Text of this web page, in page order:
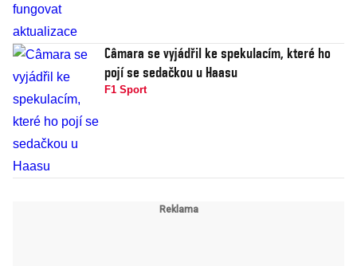
Câmara se vyjádřil ke spekulacím, které ho
pojí se sedačkou u Haasu
F1 Sport